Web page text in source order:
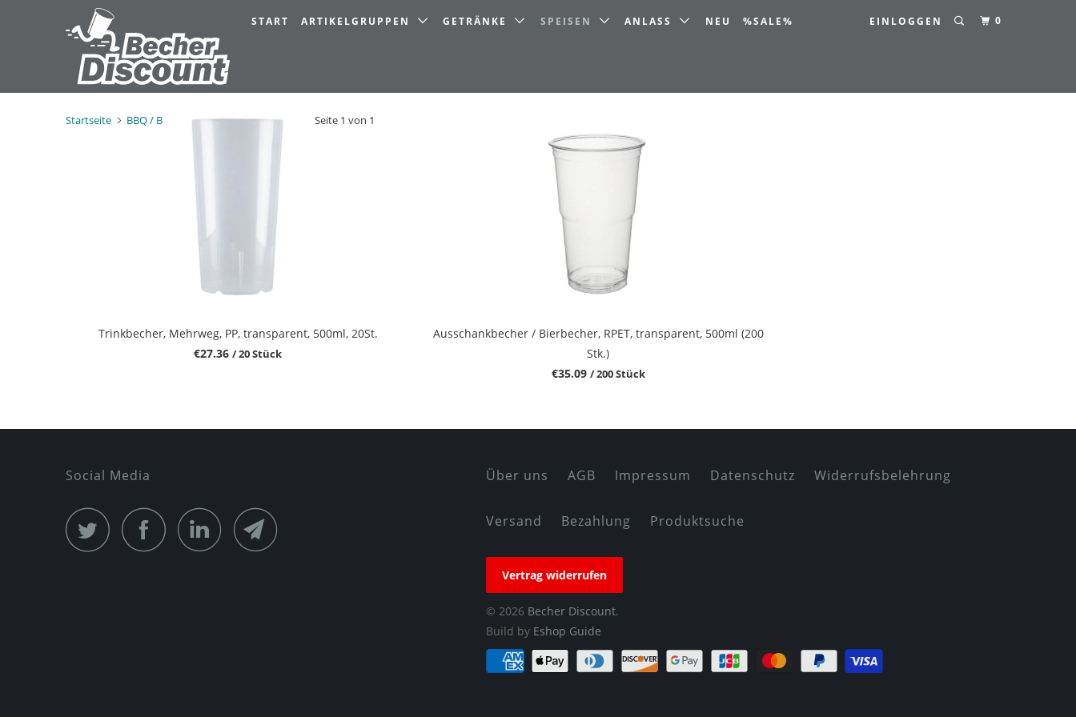
EINLOGGEN 0
START ARTIKELGRUPPEN GETRÄNKE SPEISEN ANLASS NEU %SALE%
Startseite BBQ / Bratwurst Eichstrich_500 ml Seite 1 von 1
Trinkbecher, Mehrweg, PP, transparent, 500ml, 20St.
€27.36 / 20 Stück
Ausschankbecher / Bierbecher, RPET, transparent, 500ml (200
Stk.)
€35.09 / 200 Stück
Social Media Über uns AGB Impressum Datenschutz Widerrufsbelehrung
Versand Bezahlung Produktsuche
Vertrag widerrufen
© 2026 Becher Discount.
Build by Eshop Guide